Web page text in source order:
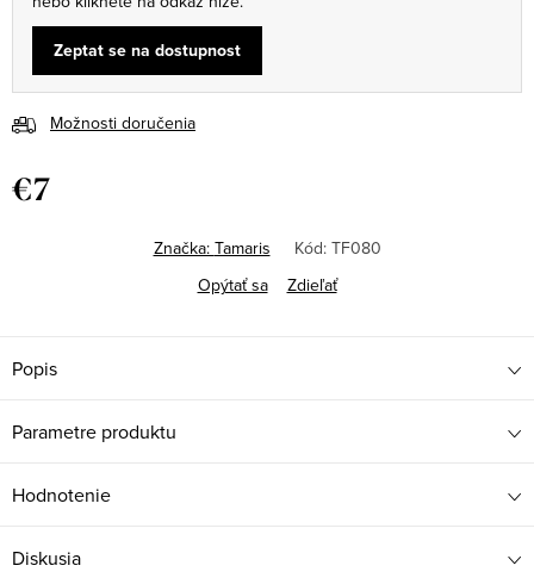
Zeptat se na dostupnost
Možnosti doručenia
€7
Značka: Tamaris Kód: TF080
Opýtať sa
Zdieľať
Popis
Parametre produktu
Hodnotenie
Diskusia